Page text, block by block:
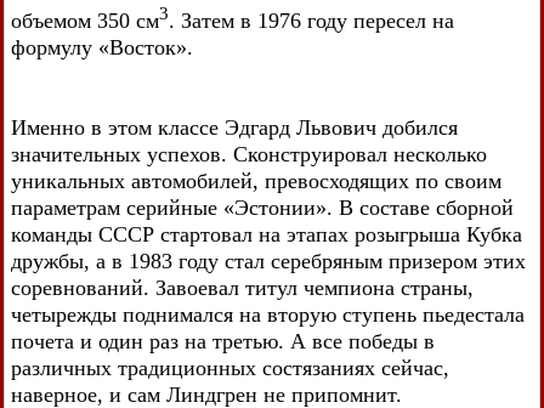
объемом 350 см3. Затем в 1976 году пересел на
формулу «Восток».
Именно в этом классе Эдгард Львович добился
значительных успехов. Сконструировал несколько
уникальных автомобилей, превосходящих по своим
параметрам серийные «Эстонии». В составе сборной
команды СССР стартовал на этапах розыгрыша Кубка
дружбы, а в 1983 году стал серебряным призером этих
соревнований. Завоевал титул чемпиона страны,
четырежды поднимался на вторую ступень пьедестала
почета и один раз на третью. А все победы в
различных традиционных состязаниях сейчас,
наверное, и сам Линдгрен не припомнит.